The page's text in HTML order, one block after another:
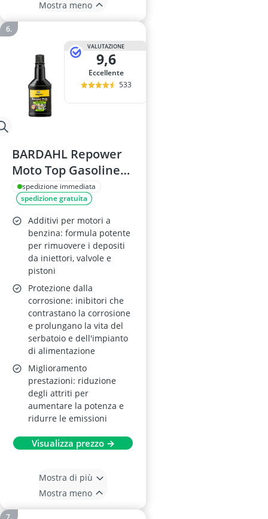
Mostra meno
VALUTAZIONE
9,6
Eccellente
533
BARDAHL Repower
Moto Top Gasoline
150 ml
spedizione immediata
spedizione gratuita
Additivi per motori a
benzina: formula potente
per rimuovere i depositi
da iniettori, valvole e
pistoni
Protezione dalla
corrosione: inibitori che
contrastano la corrosione
e prolungano la vita del
serbatoio e dell'impianto
di alimentazione
Miglioramento
prestazioni: riduzione
degli attriti per
aumentare la potenza e
ridurre le emissioni
Visualizza prezzo →
Mostra di più
Mostra meno